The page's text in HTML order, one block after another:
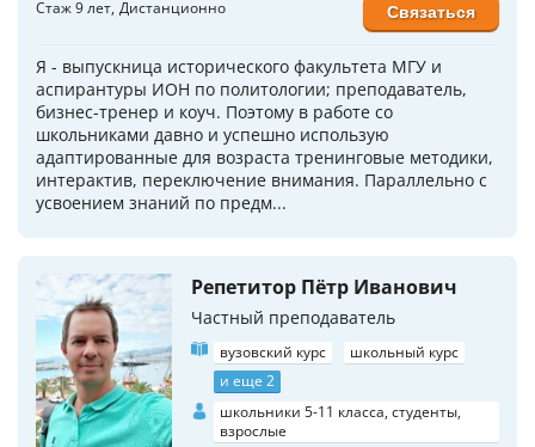
Стаж 9 лет Дистанционно
Я - выпускница исторического факультета МГУ и
аспирантуры ИОН по политологии; преподаватель,
бизнес-тренер и коуч. Поэтому в работе со
школьниками давно и успешно использую
адаптированные для возраста тренинговые методики,
интерактив, переключение внимания. Параллельно с
усвоением знаний по предм...
Связаться
Репетитор Пётр Иванович
Частный преподаватель
вузовский курс
школьный курс
и еще 2
школьники 5-11 класса, студенты,
взрослые